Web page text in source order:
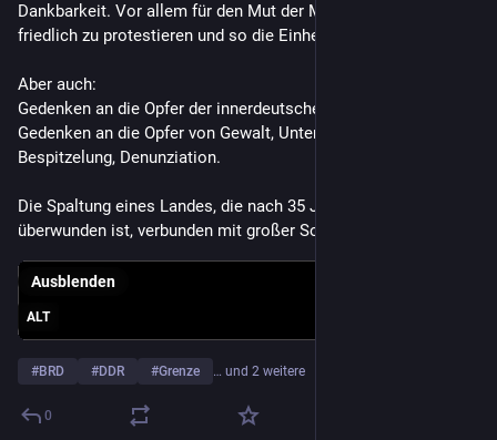
Dankbarkeit. Vor allem für den Mut der Menschen in der DDR
friedlich zu protestieren und so die Einheit zu ermöglichen.
Aber auch:
Gedenken an die Opfer der innerdeutschen Grenze.
Gedenken an die Opfer von Gewalt, Unterdrückung,
Bespitzelung, Denunziation.
Die Spaltung eines Landes, die nach 35 Jahren nicht
überwunden ist, verbunden mit großer Sorge um die Zukunft.
ALT
Ausblenden
#BRD #DDR #Grenze … und 2 weitere
0